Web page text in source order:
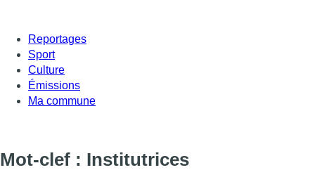
Reportages
Sport
Culture
Émissions
Ma commune
Mot-clef : Institutrices